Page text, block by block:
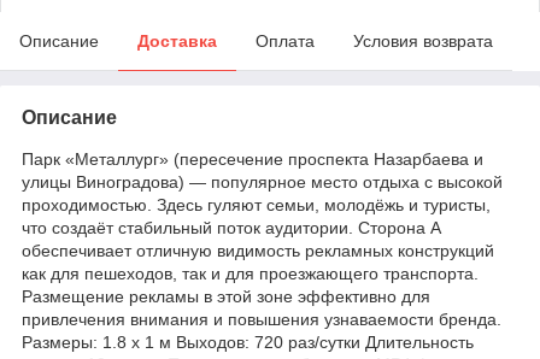
Описание Доставка Оплата Условия возврата
Описание
Парк «Металлург» (пересечение проспекта Назарбаева и
улицы Виноградова) — популярное место отдыха с высокой
проходимостью. Здесь гуляют семьи, молодёжь и туристы,
что создаёт стабильный поток аудитории. Сторона А
обеспечивает отличную видимость рекламных конструкций
как для пешеходов, так и для проезжающего транспорта.
Размещение рекламы в этой зоне эффективно для
привлечения внимания и повышения узнаваемости бренда.
Размеры: 1.8 х 1 м Выходов: 720 раз/сутки Длительность